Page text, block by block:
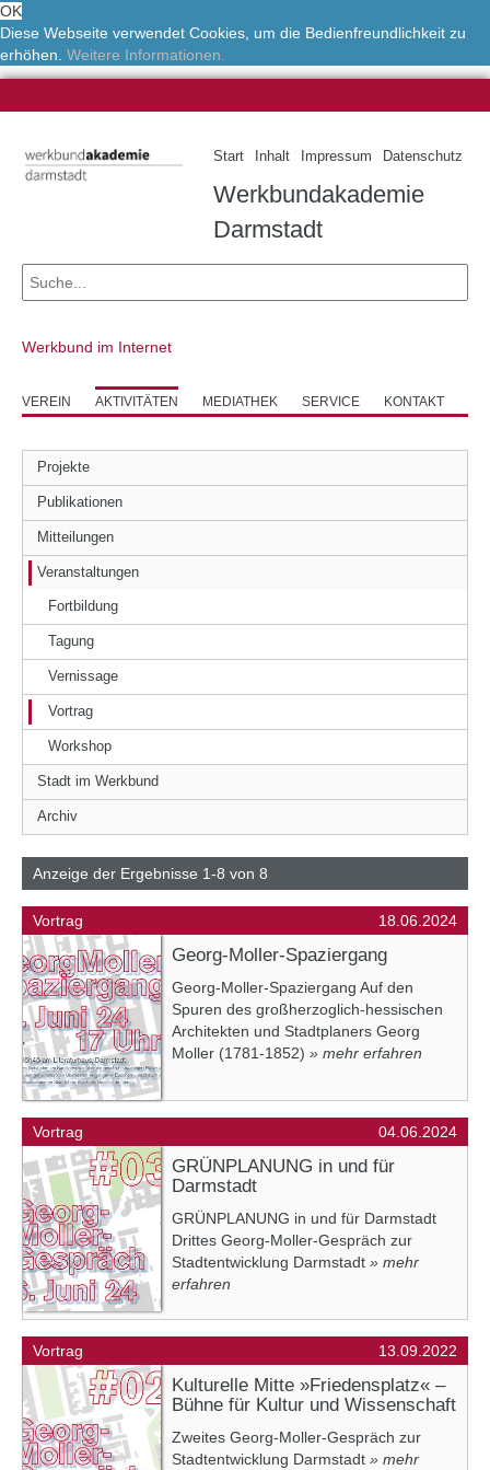
OK
Diese Webseite verwendet Cookies, um die Bedienfreundlichkeit zu
erhöhen. Weitere Informationen.
Start Inhalt Impressum Datenschutz
Werkbundakademie
Darmstadt
Werkbund im Internet
VEREIN AKTIVITÄTEN MEDIATHEK SERVICE KONTAKT
Projekte
Publikationen
Mitteilungen
Veranstaltungen
Fortbildung
Tagung
Vernissage
Vortrag
Workshop
Stadt im Werkbund
Archiv
Anzeige der Ergebnisse 1-8 von 8
Vortrag 18.06.2024
Georg-Moller-Spaziergang
Georg-Moller-Spaziergang Auf den
Spuren des großherzoglich-hessischen
Architekten und Stadtplaners Georg
Moller (1781-1852) » mehr erfahren
Vortrag 04.06.2024
GRÜNPLANUNG in und für
Darmstadt
GRÜNPLANUNG in und für Darmstadt
Drittes Georg-Moller-Gespräch zur
Stadtentwicklung Darmstadt » mehr
erfahren
Vortrag 13.09.2022
Kulturelle Mitte »Friedensplatz« –
Bühne für Kultur und Wissenschaft
Zweites Georg-Moller-Gespräch zur
Stadtentwicklung Darmstadt » mehr